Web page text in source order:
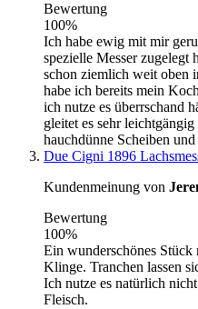
Bewertung
100%
Ich habe ewig mit mir
spezielle Messer zugelegt
schon ziemlich weit oben
habe ich bereits mein
ich nutze es überrschand
gleitet es sehr
hauchdünne Scheiben
Due Cigni 1896
Kundenmeinung von
Bewertung
100%
Ein wunderschönes Stück
Klinge. Tranchen lassen
Ich nutze es natürlich
Fleisch.